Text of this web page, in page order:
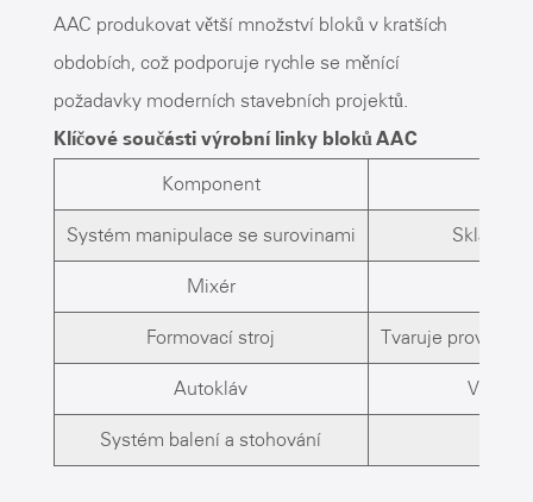
AAC produkovat větší množství bloků v kratších
obdobích, což podporuje rychle se měnící
požadavky moderních stavebních projektů.
Klíčové součásti výrobní linky bloků AAC
Komponent
Systém manipulace se surovinami Skladuje
Mixér
Formovací stroj Tvaruje
Autokláv
Systém balení a stohování